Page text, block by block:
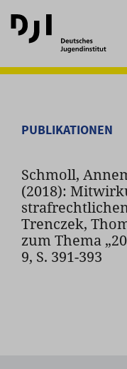
Direkt
zum
Hauptinhalt
Direkt
zum
Hauptmenü
PUBLIKATIONEN
Schmoll,
(2018):
Trenczek,
zum Thema
9, S. 391-393